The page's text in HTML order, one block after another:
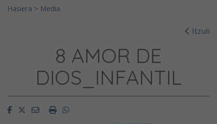
Hasiera > Media
Itzuli
8 AMOR DE
DIOS_INFANTIL
FacebookTwitterEmailImprimirWhatsapp